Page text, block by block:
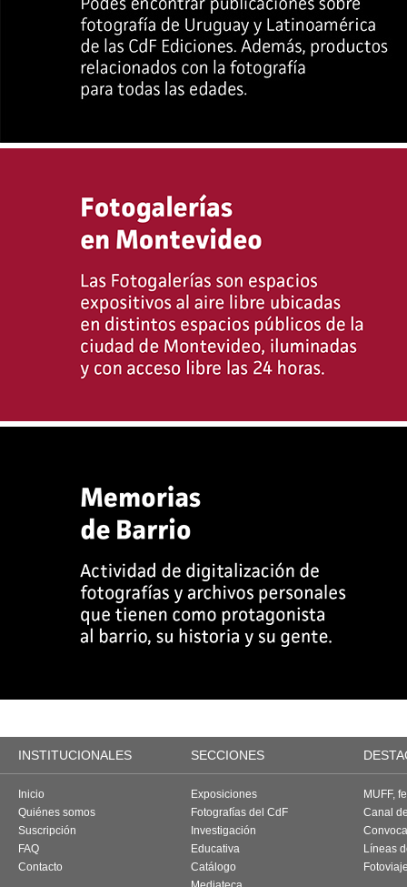
INSTITUCIONALES SECCIONES
Inicio
Quiénes somos
Suscripción
FAQ
Contacto
Exposiciones
Fotografías del CdF
Investigación
Educativa
Catálogo
MUFF,
Canal
Líneas